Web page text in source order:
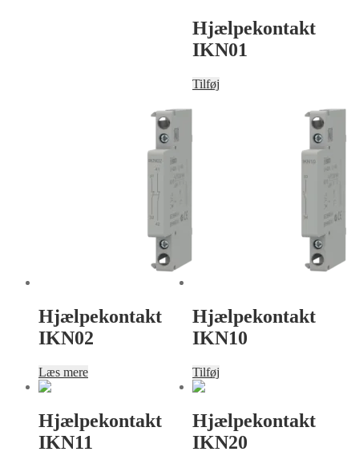
Hjælpekontakt
IKN01
Tilføj
Hjælpekontakt
IKN02
Læs mere
Hjælpekontakt
IKN10
Tilføj
Hjælpekontakt
IKN11
Hjælpekontakt
IKN20